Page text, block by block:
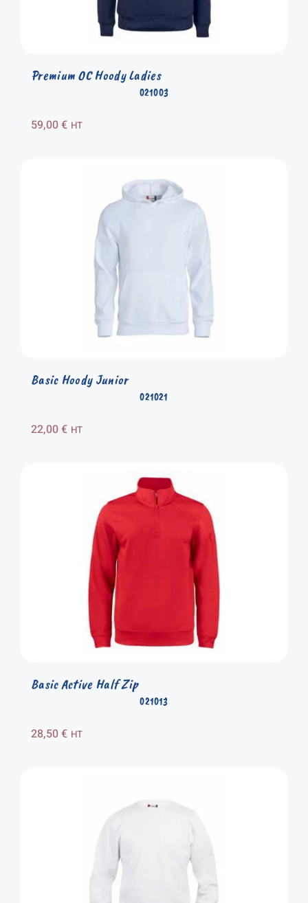
021003
Premium OC Hoody Ladies
59,00€ HT
021021
Basic Hoody Junior
22,00€ HT
021013
Basic Active Half Zip
28,50€ HT